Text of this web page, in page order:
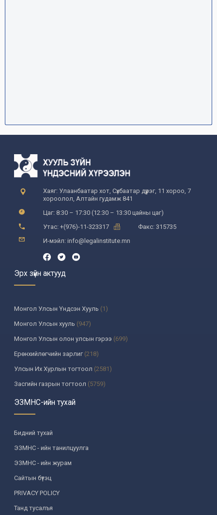
Хаяг: Улаанбаатар хот, Сүхбаатар дүүрэг, 11 хороо, 7
хороолол, Алтайн гудамж 841
Цаг: 8:30 – 17:30 (12:30 – 13:30 цайны цаг)
Утас: +(976)-11-323317
Факс: 315735
И-мэйл: info@legalinstitute.mn
Эрх зүйн актууд
Монгол Улсын Үндсэн Хууль (1)
Монгол Улсын хууль (947)
Монгол Улсын олон улсын гэрээ (699)
Ерөнхийлөгчийн зарлиг(218)
Улсын Их Хурлын тогтоол (2581)
Засгийн газрын тогтоол (5759)
Үндсэн хуулийн цэцийн шийдвэр
Улсын дээд шүүхийн тогтоол
УИХ-аас томилогддог байгууллагын дарга, түүнтэй адилтгах албан
тушаалтны шийдвэр
Сайдын тушаал(987)
Засгийн газрын агентлагийн даргын тушаал
Хууль, хяналтын байгууллага
Төрийн зарим чиг үүргийг хууль болон гэрээний үндсэн дээр
хэрэгжүүлж буй байгууллага
ЭЗМНС-ийн тухай
Бидний тухай
ЭЗМНС - ийн танилцуулга
ЭЗМНС - ийн журам
Сайтын бүтэц
PRIVACY POLICY
Танд тусалъя